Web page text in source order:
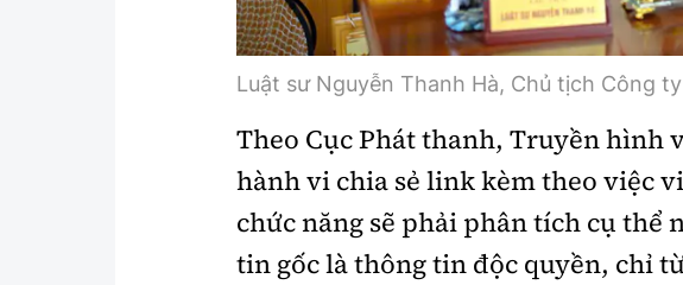
Luật sư Nguyễn Thanh Hà, Chủ tịch Công ty
Theo Cục Phát thanh, Truyền hình
hành vi chia sẻ link kèm theo việc
chức năng sẽ phải phân tích cụ thể
tin gốc là thông tin độc quyền, chỉ